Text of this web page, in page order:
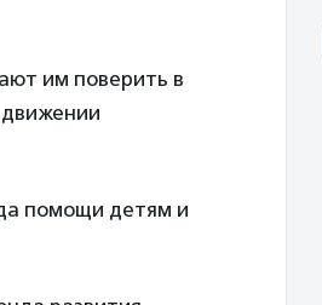
им поверить в
движении
помощи детям и